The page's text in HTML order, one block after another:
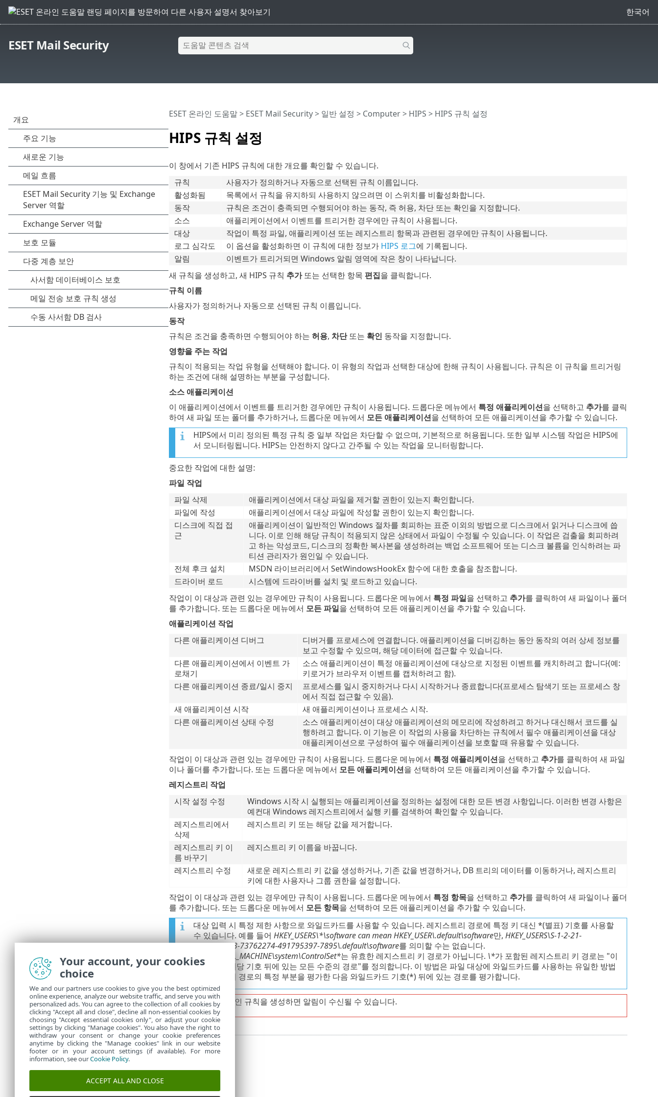
한국어
ESET Mail Security
HIPS 규칙 설정
ESET 온라인 도움말> ESET Mail Security> 일반 설정 > Computer> HIPS > HIPS 규칙 설정
이 창에서 기존 HIPS 규칙에 대한 개요를 확인할 수 있습니다.
규칙
사용자가 정의하거나 자동으로 선택된 규칙 이름입니다.
활성화됨
목록에서 규칙을 유지하되 사용하지 않으려면 이 스위치를 비활성화합니다.
동작
규칙은 조건이 충족되면 수행되어야 하는 동작, 즉 허용, 차단 또는 확인을 지정합니다.
소스
애플리케이션에서 이벤트를 트리거한 경우에만 규칙이 사용됩니다.
대상
작업이 특정 파일, 애플리케이션 또는 레지스트리 항목과 관련된 경우에만 규칙이 사용됩니다.
로그 심각도
이 옵션을 활성화하면 이 규칙에 대한 정보가 HIPS 로그에 기록됩니다.
알림
이벤트가 트리거되면 Windows 알림 영역에 작은 창이 나타납니다.
새 규칙을 생성하고, 새 HIPS 규칙 추가또는 선택한 항목 편집을 클릭합니다.
규칙 이름
사용자가 정의하거나 자동으로 선택된 규칙 이름입니다.
동작
규칙은 조건을 충족하면 수행되어야 하는 허용, 차단또는 확인 동작을 지정합니다.
영향을 주는 작업
규칙이 적용되는 작업 유형을 선택해야 합니다. 이 유형의 작업과 선택한 대상에 한해 규칙이 사용됩니다. 규칙은 이 규칙을 트리거링
하는 조건에 대해 설명하는 부분을 구성합니다.
소스 애플리케이션
이 애플리케이션에서 이벤트를 트리거한 경우에만 규칙이 사용됩니다. 드롭다운 메뉴에서 특정 애플리케이션을 선택하고 추가를 클릭
하여 새 파일 또는 폴더를 추가하거나, 드롭다운 메뉴에서 모든 애플리케이션을 선택하여 모든 애플리케이션을 추가할 수 있습니다.
HIPS에서 미리 정의된 특정 규칙 중 일부 작업은 차단할 수 없으며, 기본적으로 허용됩니다. 또한 일부 시스템 작업은 HIPS에
서 모니터링됩니다. HIPS는 안전하지 않다고 간주될 수 있는 작업을 모니터링합니다.
중요한 작업에 대한 설명:
파일 작업
파일 삭제
애플리케이션에서 대상 파일을 제거할 권한이 있는지 확인합니다.
파일에 작성
애플리케이션에서 대상 파일에 작성할 권한이 있는지 확인합니다.
디스크에 직접 접
근
애플리케이션이 일반적인 Windows 절차를 회피하는 표준 이외의 방법으로 디스크에서 읽거나 디스크에 씁
니다. 이로 인해 해당 규칙이 적용되지 않은 상태에서 파일이 수정될 수 있습니다. 이 작업은 검출을 회피하려
고 하는 악성코드, 디스크의 정확한 복사본을 생성하려는 백업 소프트웨어 또는 디스크 볼륨을 인식하려는 파
티션 관리자가 원인일 수 있습니다.
전체 후크 설치
MSDN 라이브러리에서 SetWindowsHookEx 함수에 대한 호출을 참조합니다.
드라이버 로드
시스템에 드라이버를 설치 및 로드하고 있습니다.
작업이 이 대상과 관련 있는 경우에만 규칙이 사용됩니다. 드롭다운 메뉴에서 특정 파일을 선택하고 추가를 클릭하여 새 파일이나 폴더
를 추가합니다. 또는 드롭다운 메뉴에서 모든 파일을 선택하여 모든 애플리케이션을 추가할 수 있습니다.
애플리케이션 작업
다른 애플리케이션 디버그
디버거를 프로세스에 연결합니다. 애플리케이션을 디버깅하는 동안 동작의 여러 상세 정보를
보고 수정할 수 있으며, 해당 데이터에 접근할 수 있습니다.
다른 애플리케이션에서 이벤트 가
로채기
소스 애플리케이션이 특정 애플리케이션에 대상으로 지정된 이벤트를 캐치하려고 합니다(예:
키로거가 브라우저 이벤트를 캡처하려고 함).
다른 애플리케이션 종료/일시 중지
프로세스를 일시 중지하거나 다시 시작하거나 종료합니다(프로세스 탐색기 또는 프로세스 창
에서 직접 접근할 수 있음).
새 애플리케이션 시작
새 애플리케이션이나 프로세스 시작.
다른 애플리케이션 상태 수정
소스 애플리케이션이 대상 애플리케이션의 메모리에 작성하려고 하거나 대신해서 코드를 실
행하려고 합니다. 이 기능은 이 작업의 사용을 차단하는 규칙에서 필수 애플리케이션을 대상
애플리케이션으로 구성하여 필수 애플리케이션을 보호할 때 유용할 수 있습니다.
작업이 이 대상과 관련 있는 경우에만 규칙이 사용됩니다. 드롭다운 메뉴에서 특정 애플리케이션을 선택하고 추가를 클릭하여 새 파일
이나 폴더를 추가합니다. 또는 드롭다운 메뉴에서 모든 애플리케이션을 선택하여 모든 애플리케이션을 추가할 수 있습니다.
레지스트리 작업
시작 설정 수정
Windows 시작 시 실행되는 애플리케이션을 정의하는 설정에 대한 모든 변경 사항입니다. 이러한 변경 사항은
예컨대 Windows 레지스트리에서 실행 키를 검색하여 확인할 수 있습니다.
레지스트리에서
삭제
레지스트리 키 또는 해당 값을 제거합니다.
레지스트리 키 이
름 바꾸기
레지스트리 키 이름을 바꿉니다.
레지스트리 수정
새로운 레지스트리 키 값을 생성하거나, 기존 값을 변경하거나, DB 트리의 데이터를 이동하거나, 레지스트리
키에 대한 사용자나 그룹 권한을 설정합니다.
작업이 이 대상과 관련 있는 경우에만 규칙이 사용됩니다. 드롭다운 메뉴에서 특정 항목을 선택하고 추가를 클릭하여 새 파일이나 폴더
를 추가합니다. 또는 드롭다운 메뉴에서 모든 항목을 선택하여 모든 애플리케이션을 추가할 수 있습니다.
대상 입력 시 특정 제한 사항으로 와일드카드를 사용할 수 있습니다. 레지스트리 경로에 특정 키 대신 *(별표) 기호를 사용할
수 있습니다. 예를 들어 HKEY_USERS\*\software can mean HKEY_USER\.default\software만, HKEY_USERS\S-1-2-21-
2928335913-73762274-491795397-7895\.default\software를 의미할 수는 없습니다.
HKEY_LOCAL_MACHINE\system\ControlSet*는 유효한 레지스트리 키 경로가 아닙니다. \*가 포함된 레지스트리 키 경로는 "이
경로 또는 해당 기호 뒤에 있는 모든 수준의 경로"를 정의합니다. 이 방법은 파일 대상에 와일드카드를 사용하는 유일한 방법
입니다. 먼저 경로의 특정 부분을 평가한 다음 와일드카드 기호(*) 뒤에 있는 경로를 평가합니다.
너무 일반적인 규칙을 생성하면 알림이 수신될 수 있습니다.
Your account, your cookies
choice
We and our partners use cookies to give you the best optimized
online experience, analyze our website traffic, and serve you with
personalized ads. You can agree to the collection of all cookies by
clicking "Accept all and close", decline all non-essential cookies by
choosing "Accept essential cookies only", or adjust your cookie
settings by clicking "Manage cookies". You also have the right to
withdraw your consent or change your cookie preferences
anytime by clicking the "Manage cookies" link in our website
footer or in your account settings (if available). For more
information, see ourCookie Policy.
ACCEPT ALL AND CLOSE